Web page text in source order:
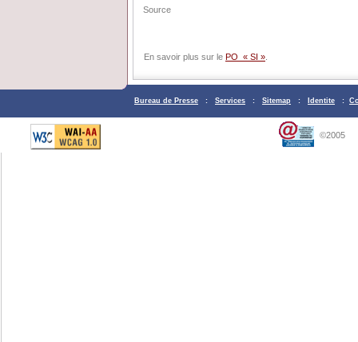
Source
En savoir plus sur le PO « SI »
Bureau de Presse : Services : Sitemap : Identite :
©2005